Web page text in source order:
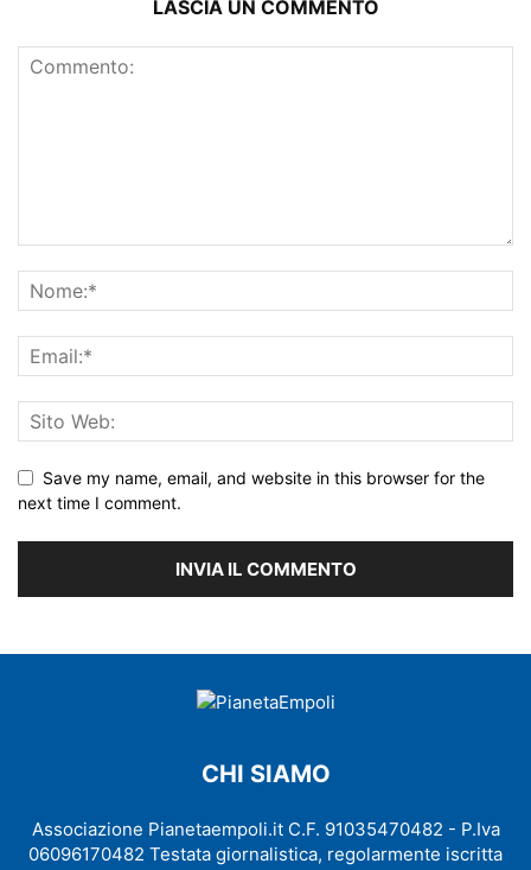
LASCIA UN COMMENTO
Save my name, email, and website in this browser for the
next time I comment.
CHI SIAMO
Associazione Pianetaempoli.it C.F. 91035470482 - P.Iva
06096170482 Testata giornalistica, regolarmente iscritta